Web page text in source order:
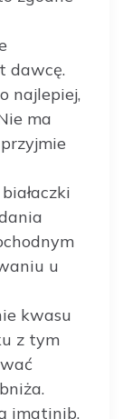
dawcę.
najlepiej,
ma
u
kwasu
z tym
imatinib,